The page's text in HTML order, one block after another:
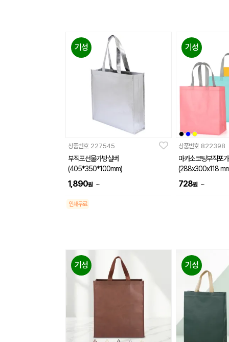
기성
상품번호 227545
부직포선물가방실버
(405*350*100mm)
1,890원 ~
인쇄무료
기성
상품번호 822398
마카소코팅부직포
(288x300x118
728원 ~
기성 기성